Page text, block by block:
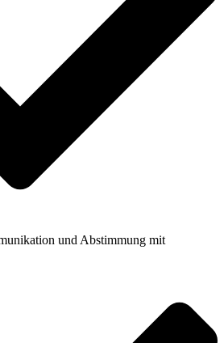
und Abstimmung mit